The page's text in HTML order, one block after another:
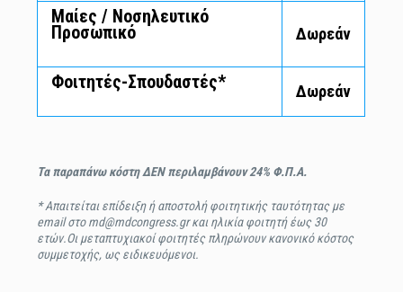
Μαίες / Νοσηλευτικό
Προσωπικό Δωρεάν
Φοιτητές-Σπουδαστές* Δωρεάν
Τα παραπάνω κόστη ΔΕΝ περιλαμβάνουν24% Φ.Π.Α.
* Απαιτείται επίδειξη ή αποστολή φοιτητικής ταυτότητας με
email στο md@mdcongress.gr και ηλικία φοιτητή έως 30
ετών.Οι μεταπτυχιακοί φοιτητές πληρώνουν κανονικό κόστος
συμμετοχής, ως ειδικευόμενοι.